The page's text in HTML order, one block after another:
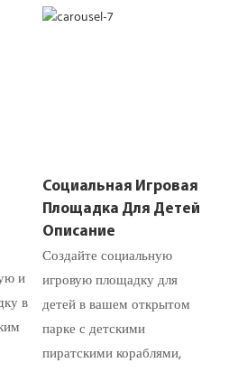
и
в
Социальная Игровая
Площадка Для Детей
Описание
Создайте социальную
игровую площадку для
детей в вашем открытом
парке с детскими
пиратскими кораблями,